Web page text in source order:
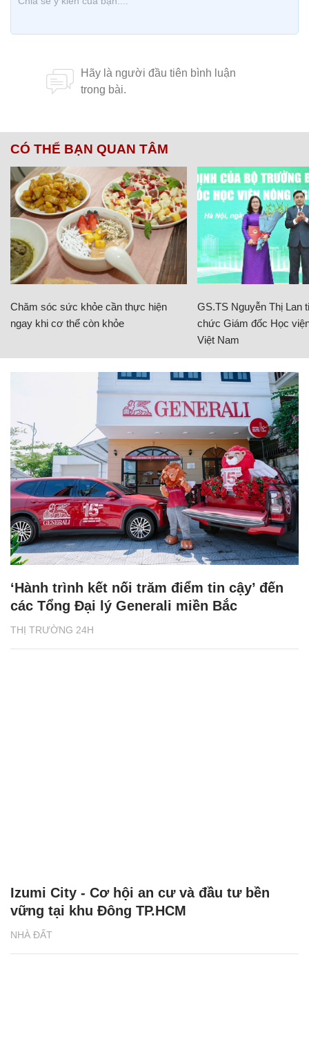
CÓ THỂ BẠN QUAN TÂM
Chăm sóc sức khỏe cần thực hiện
ngay khi cơ thể còn khỏe
GS.TS Nguyễn Thị Lan
chức Giám đốc Học
Việt Nam
THỊ TRƯỜNG 24H
‘Hành trình kết nối trăm điểm tin cậy’ đến
các Tổng Đại lý Generali miền Bắc
NHÀ ĐẤT
Izumi City - Cơ hội an cư và đầu tư bền
vững tại khu Đông TP.HCM